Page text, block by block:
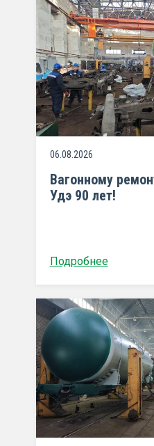
06.08.2026
Вагонному
Удэ 90 лет!
Подробнее